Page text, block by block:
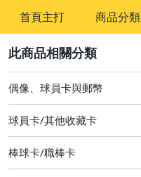
首頁主打 商品分類
玩具、模型與公仔
偶像、球員卡與郵幣
偶像、球員卡與郵幣
球員卡/其他收藏卡
棒球卡/職棒卡